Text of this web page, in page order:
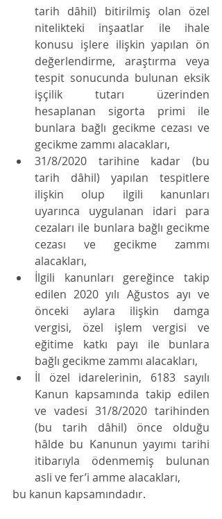
tarih dâhil) bitirilmiş olan özel
nitelikteki inşaatlar ile ihale
konusu işlere ilişkin yapılan ön
değerlendirme, araştırma veya
tespit sonucunda bulunan eksik
işçilik tutarı üzerinden
hesaplanan sigorta primi ile
bunlara bağlı gecikme cezası ve
gecikme zammı alacakları,
31/8/2020 tarihine kadar (bu
tarih dâhil) yapılan tespitlere
ilişkin olup ilgili kanunları
uyarınca uygulanan idari para
cezaları ile bunlara bağlı gecikme
cezası ve gecikme zammı
alacakları,
İlgili kanunları gereğince takip
edilen 2020 yılı Ağustos ayı ve
önceki aylara ilişkin damga
vergisi, özel işlem vergisi ve
eğitime katkı payı ile bunlara
bağlı gecikme zammı alacakları,
İl özel idarelerinin, 6183 sayılı
Kanun kapsamında takip edilen
ve vadesi 31/8/2020 tarihinden
(bu tarih dâhil) önce olduğu
hâlde bu Kanunun yayımı tarihi
itibarıyla ödenmemiş bulunan
asli ve fer’i amme alacakları,
bu kanun kapsamındadır.